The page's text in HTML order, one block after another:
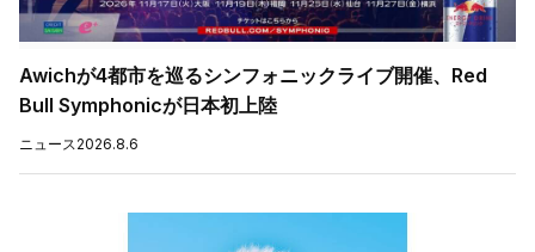
Awichが4都市を巡るシンフォニックライブ開催、Red
Bull Symphonicが日本初上陸
ニュース 2026.8.6